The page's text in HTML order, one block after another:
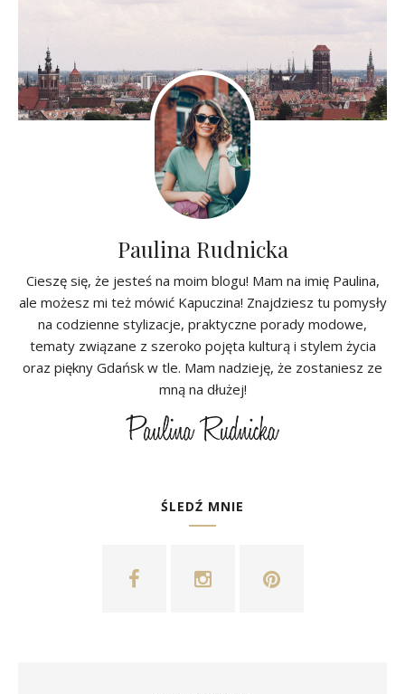
Paulina Rudnicka
Cieszę się, że jesteś na moim blogu! Mam na imię Paulina,
ale możesz mi też mówić Kapuczina! Znajdziesz tu pomysły
na codzienne stylizacje, praktyczne porady modowe,
tematy związane z szeroko pojęta kulturą i stylem życia
oraz piękny Gdańsk w tle. Mam nadzieję, że zostaniesz ze
mną na dłużej!
ŚLEDŹ MNIE